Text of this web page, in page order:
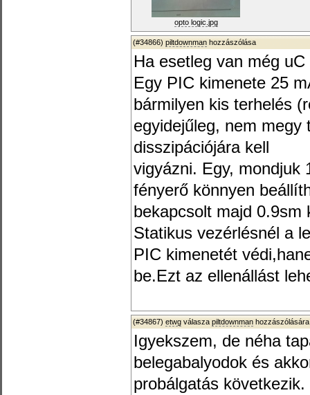
opto logic.jpg
(#34866) piltdownman hozzászólása
Ha esetleg van még
Egy PIC kimenete 25
bármilyen kis terhelés
egyidejűleg, nem
disszipációjára kell
vigyázni. Egy, mondjuk
fényerő könnyen
bekapcsolt majd 0.9sm
Statikus vezérlésnél a
PIC kimenetét
be.Ezt az ellenállást
(#34867) etwg válasza piltdownman
Igyekszem, de néha
belegabalyodok és
probálgatás